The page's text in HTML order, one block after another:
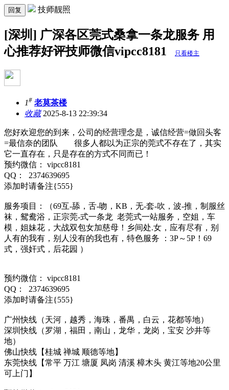
回复 技师靓照
[深圳] 广深各区莞式桑拿一条龙服务 用
心推荐好评技师微信vipcc8181
只看楼主
1# 老莫茶楼
收藏2025-8-13 22:39:34
您好欢迎您的到来，公司的经营理念是，诚信经营=做回头客
=最信奈的团队 很多人都以为正宗的莞式不存在了，其实
它一直存在，只是存在的方式不同而已！
预约微信： vipcc8181
QQ： 2374639695
添加时请备注{555}
服务项目：（69互-舔，舌-吻，KB，无-套-吹，波-推，制服丝
袜，鸳鸯浴，正宗莞-式一条龙 老莞式一站服务，空姐，车
模，姐妹花，大战双包女加慈母！乡间处.女，应有尽有，别
人有的我有，别人没有的我也有，特色服务 ：3P～5P！69
式，强奸式，后花园 ）
预约微信： vipcc8181
QQ： 2374639695
添加时请备注{555}
广州快线（天河，越秀，海珠，番禺，白云，花都等地）
深圳快线（罗湖，福田，南山，龙华，龙岗，宝安 沙井等
地）
佛山快线【桂城 禅城 顺德等地】
东莞快线【常平 万江 塘厦 凤岗 清溪 樟木头 黄江等地20公里
可上门】